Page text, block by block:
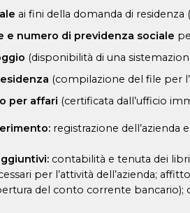
ai fini della domanda di
e numero di previdenza sociale
(disponibilità di una
(compilazione del file per
per affari (certificata dall’ufficio
registrazione dell’azienda
contabilità e tenuta dei
per l’attività dell’azienda;
del conto corrente